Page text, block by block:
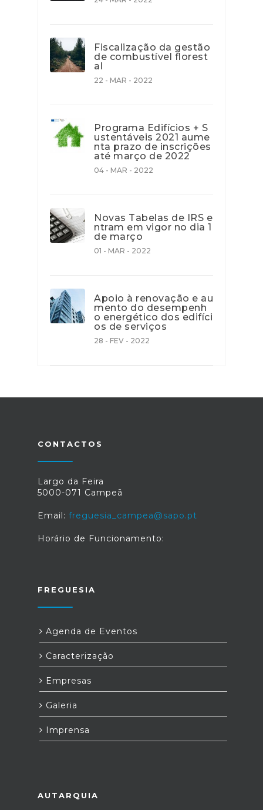
Fiscalização da gestão
de combustível florest
al
22 - MAR - 2022
Programa Edifícios + S
ustentáveis 2021 aume
nta prazo de inscrições
até março de 2022
04 - MAR - 2022
Novas Tabelas de IRS e
ntram em vigor no dia 1
de março
01 - MAR - 2022
Apoio à renovação e au
mento do desempenh
o energético dos edifíci
os de serviços
28 - FEV - 2022
CONTACTOS
Largo da Feira
5000-071 Campeã
Email: freguesia_campea@sapo.pt
Horário de Funcionamento:
FREGUESIA
Agenda de Eventos
Caracterização
Empresas
Galeria
Imprensa
AUTARQUIA